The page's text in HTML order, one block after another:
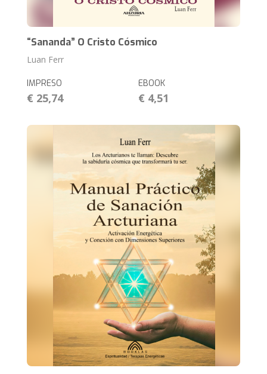
“Sananda” O Cristo Cósmico
Luan Ferr
IMPRESO
€ 25,74
EBOOK
€ 4,51